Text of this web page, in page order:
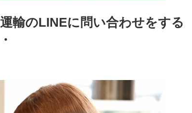
輸のLINEに問い合わせをする